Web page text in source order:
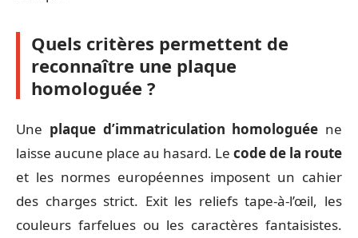
Quels critères permettent de
reconnaître une plaque
homologuée ?
Une plaque d’immatriculation homologuée ne
laisse aucune place au hasard. Le code de la route
et les normes européennes imposent un cahier
des charges strict. Exit les reliefs tape-à-l’œil, les
couleurs farfelues ou les caractères fantaisistes.